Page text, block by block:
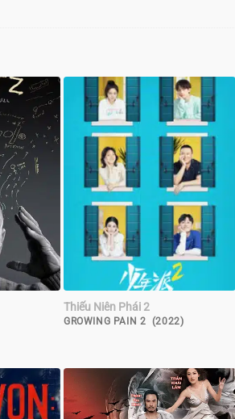
Thiếu Niên Phái 2
GROWING PAIN 2 (2022)